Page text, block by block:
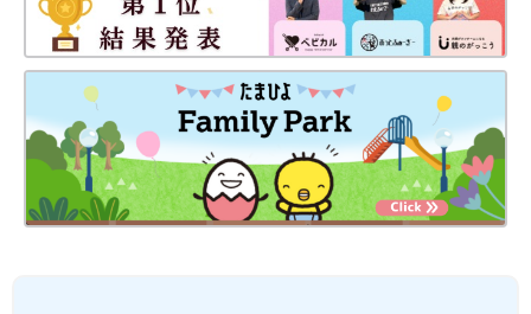
を考えると、かわいそうだと思いました。なんで、こんなに当た
り前のことが里子には許されないんだろう･･･」と思い、直巨さ
んは悲しかったと言います。
そして「なんで、こんなに悲しい思いをするんだろうね･･･。小
春、頑張ったのにね。だったら特別養子縁組しちゃおうか」と直
巨さんは小春さんに伝えたそうです。
「なおさんから、その話を聞いて、私なりに考えました。で